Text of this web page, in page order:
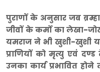
पुराणों के अनुसार जब
जीवों के कर्मो का लेखा-
यमराज ने भी खुशी-खुशी
प्राणियों को मृत्यु एवं
उनका कार्य प्रभावित